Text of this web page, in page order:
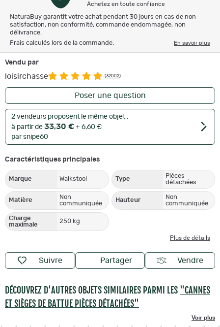
Achetez en toute confiance
NaturaBuy garantit votre achat pendant 30 jours en cas de non-
satisfaction, non conformité, commande endommagée, non
délivrance.
Frais calculés lors de la commande.
En savoir plus
Vendu par
loisirchasse (32002)
Poser une question
2 vendeurs proposent le même objet :
à partir de 33,30 € + 6,60 €
par snipe60
Caractéristiques principales
Marque Walkstool Type
Pièces
détachées
Matière
Non
communiquée
Hauteur
Non
communiquée
Charge
maximale
250 kg
Plus de détails
Suivre Partager Vendre
DÉCOUVREZ D'AUTRES OBJETS SIMILAIRES PARMI LES "CANNES
ET SIÈGES DE BATTUE PIÈCES DÉTACHÉES"
Voir plus